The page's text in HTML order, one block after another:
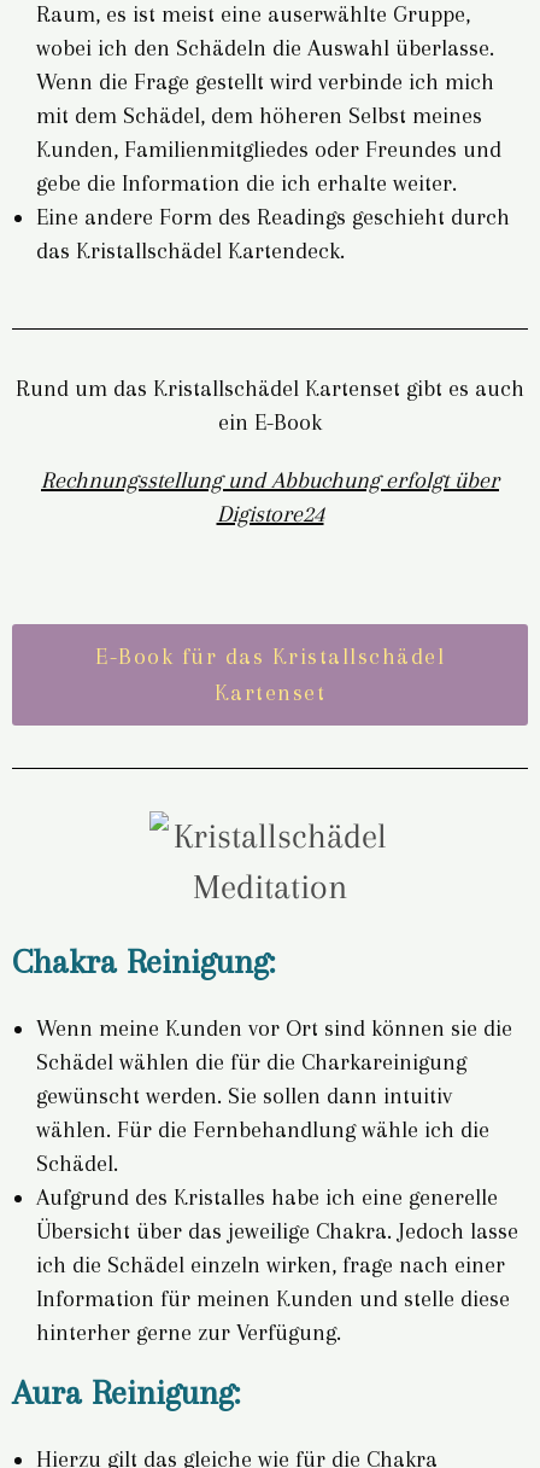
Raum, es ist meist eine auserwählte Gruppe,
wobei ich den Schädeln die Auswahl überlasse.
Wenn die Frage gestellt wird verbinde ich mich
mit dem Schädel, dem höheren Selbst meines
Kunden, Familienmitgliedes oder Freundes und
gebe die Information die ich erhalte weiter.
Eine andere Form des Readings geschieht durch
das Kristallschädel Kartendeck.
Rund um das Kristallschädel Kartenset gibt es auch
ein E-Book
Rechnungsstellung und Abbuchung erfolgt über
Digistore24
E-Book für das Kristallschädel
Kartenset
Chakra Reinigung:
Wenn meine Kunden vor Ort sind können sie die
Schädel wählen die für die Charkareinigung
gewünscht werden. Sie sollen dann intuitiv
wählen. Für die Fernbehandlung wähle ich die
Schädel.
Aufgrund des Kristalles habe ich eine generelle
Übersicht über das jeweilige Chakra. Jedoch lasse
ich die Schädel einzeln wirken, frage nach einer
Information für meinen Kunden und stelle diese
hinterher gerne zur Verfügung.
Aura Reinigung:
Hierzu gilt das gleiche wie für die Chakra